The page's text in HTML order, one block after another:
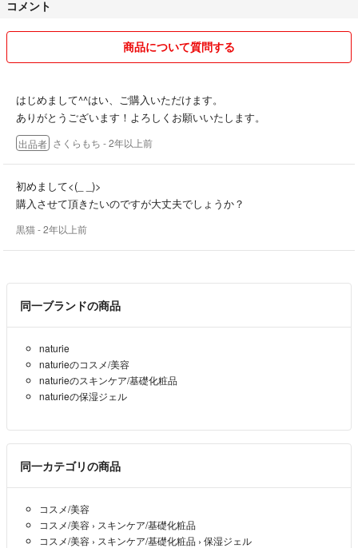
万が一、商品にご不満な点やご心配な点がございましたら、遠慮なくご
連絡ください。可能な限り誠意を持って対応させていただきます。
皆様との素敵なご縁を大切に、心を込めてお取引させていただきます。
どうぞよろしくお願いいたします。
コメント
商品について質問する
はじめまして^^はい、ご購入いただけます。
ありがとうございます！よろしくお願いいたします。
出品者 さくらもち - 2年以上前
初めまして<(_ _)>
購入させて頂きたいのですが大丈夫でしょうか？
黒猫- 2年以上前
同一ブランドの商品
naturie
naturieのコスメ/美容
naturieのスキンケア/基礎化粧品
naturieの保湿ジェル
同一カテゴリの商品
コスメ/美容
コスメ/美容 › スキンケア/基礎化粧品
コスメ/美容 › スキンケア/基礎化粧品 › 保湿ジェル